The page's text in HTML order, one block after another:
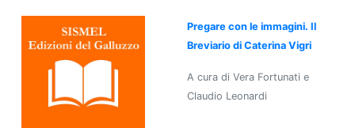
Pregare con le immagini. Il
Breviario di Caterina Vigri
A cura di Vera Fortunati e
Claudio Leonardi